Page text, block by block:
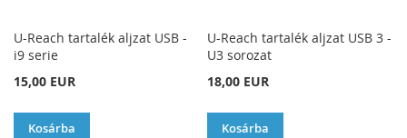
U-Reach tartalék aljzat USB -
i9 serie
15,00 EUR
Kosárba
U-Reach tartalék aljzat USB 3 -
U3 sorozat
18,00 EUR
Kosárba